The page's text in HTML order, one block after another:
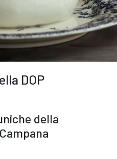
DOP
della